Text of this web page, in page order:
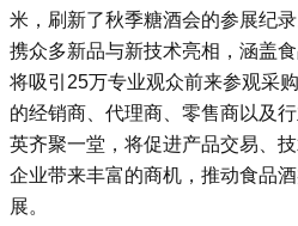
米，刷新了秋季糖酒会的参展纪
携众多新品与新技术亮相，涵盖
将吸引25万专业观众前来参观采
的经销商、代理商、零售商以及
英齐聚一堂，将促进产品交易、
企业带来丰富的商机，推动食品
展。